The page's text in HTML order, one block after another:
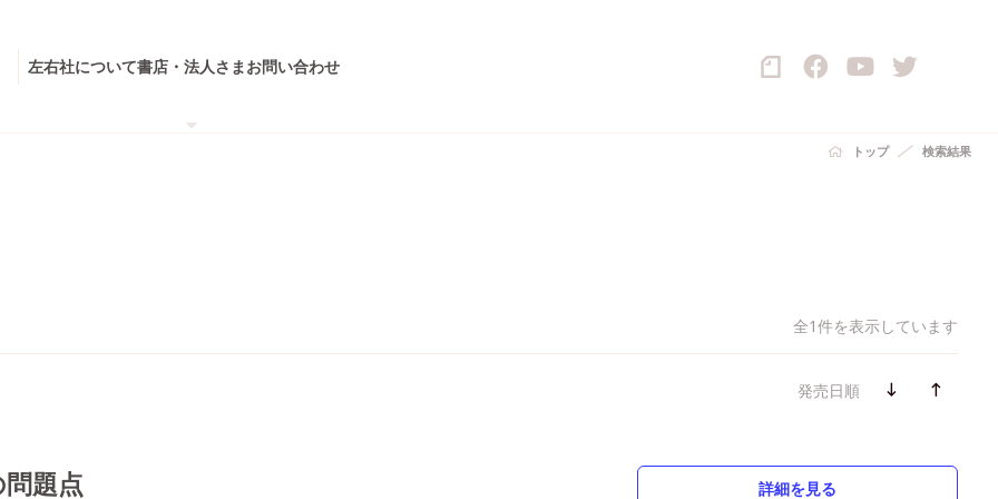
左右社について書店・法人さまお問い合わせ
トップ 検索結果
全1件を表示しています
発売日順
題点 詳細を見る